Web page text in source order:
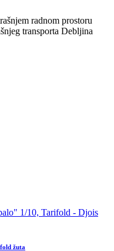
radnom prostoru
transporta Debljina
žuta